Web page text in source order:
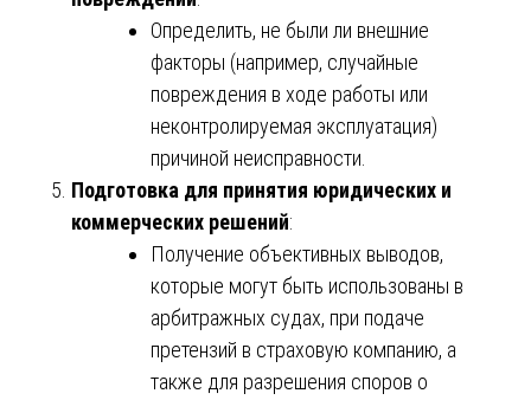
Определить, не были ли внешние
факторы (например, случайные
повреждения в ходе работы или
неконтролируемая эксплуатация)
причиной неисправности.
Подготовка для принятия юридических и
коммерческих решений:
Получение объективных выводов,
которые могут быть использованы в
арбитражных судах, при подаче
претензий в страховую компанию, а
также для разрешения споров о